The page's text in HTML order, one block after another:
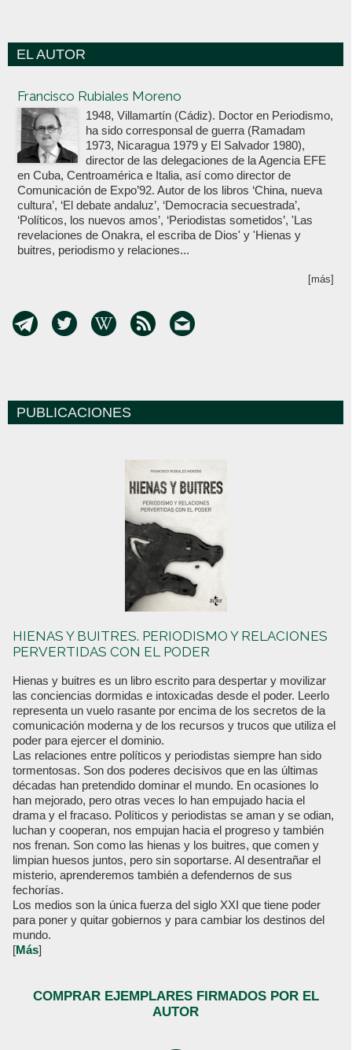
EL AUTOR
Francisco Rubiales Moreno
1948, Villamartín (Cádiz). Doctor en Periodismo,
ha sido corresponsal de guerra (Ramadam
1973, Nicaragua 1979 y El Salvador 1980),
director de las delegaciones de la Agencia EFE
en Cuba, Centroamérica e Italia, así como director de
Comunicación de Expo’92. Autor de los libros ‘China, nueva
cultura’, ‘El debate andaluz’, ‘Democracia secuestrada’,
‘Políticos, los nuevos amos’, ‘Periodistas sometidos’, 'Las
revelaciones de Onakra, el escriba de Dios' y 'Hienas y
buitres, periodismo y relaciones...
[más]
PUBLICACIONES
HIENAS Y BUITRES. PERIODISMO Y RELACIONES
PERVERTIDAS CON EL PODER
Hienas y buitres es un libro escrito para despertar y movilizar
las conciencias dormidas e intoxicadas desde el poder. Leerlo
representa un vuelo rasante por encima de los secretos de la
comunicación moderna y de los recursos y trucos que utiliza el
poder para ejercer el dominio.
Las relaciones entre políticos y periodistas siempre han sido
tormentosas. Son dos poderes decisivos que en las últimas
décadas han pretendido dominar el mundo. En ocasiones lo
han mejorado, pero otras veces lo han empujado hacia el
drama y el fracaso. Políticos y periodistas se aman y se odian,
luchan y cooperan, nos empujan hacia el progreso y también
nos frenan. Son como las hienas y los buitres, que comen y
limpian huesos juntos, pero sin soportarse. Al desentrañar el
misterio, aprenderemos también a defendernos de sus
fechorías.
Los medios son la única fuerza del siglo XXI que tiene poder
para poner y quitar gobiernos y para cambiar los destinos del
mundo.
[Más]
COMPRAR EJEMPLARES FIRMADOS POR EL
AUTOR